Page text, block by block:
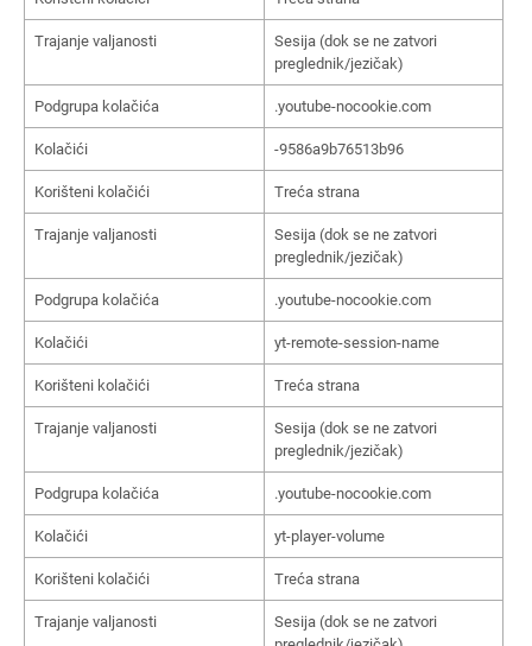
Trajanje valjanosti
Sesija (dok se ne zatvori
preglednik/jezičak)
Podgrupa kolačića .youtube-nocookie.com
Kolačići -9586a9b76513b96
Korišteni kolačići Treća strana
Trajanje valjanosti
Sesija (dok se ne zatvori
preglednik/jezičak)
Podgrupa kolačića .youtube-nocookie.com
Kolačići yt-remote-session-name
Korišteni kolačići Treća strana
Trajanje valjanosti
Sesija (dok se ne zatvori
preglednik/jezičak)
Podgrupa kolačića .youtube-nocookie.com
Kolačići yt-player-volume
Korišteni kolačići Treća strana
Trajanje valjanosti
Sesija (dok se ne zatvori